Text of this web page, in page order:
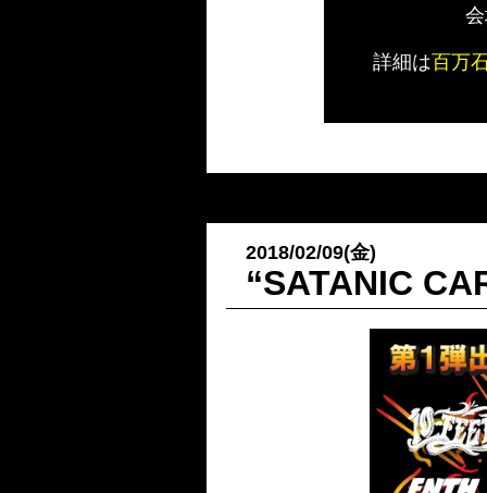
詳細は百万
2018/02/09(金)
“SATANIC